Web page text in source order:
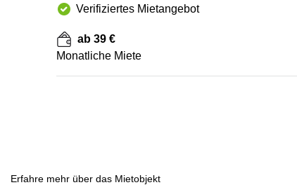
Verifiziertes Mietangebot
ab 39 €
Monatliche Miete
Erfahre mehr über das Mietobjekt